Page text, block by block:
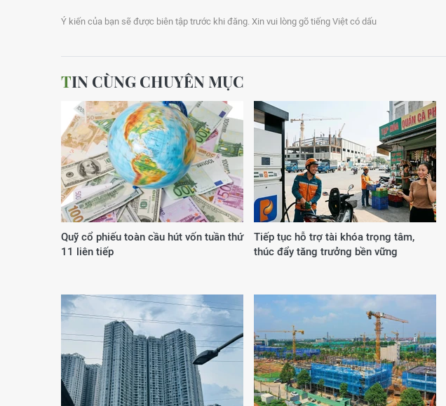
Ý kiến của bạn sẽ được biên tập trước khi đăng. Xin vui lòng gõ tiếng Việt có dấu
TIN CÙNG CHUYÊN MỤC
Quỹ cổ phiếu toàn cầu hút vốn tuần thứ
11 liên tiếp
Tiếp tục hỗ trợ tài khóa trọng tâm,
thúc đẩy tăng trưởng bền vững